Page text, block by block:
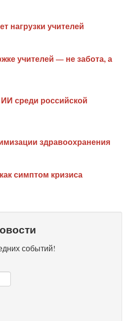
нагрузки учителей
учителей — не забота, а
среди российской
здравоохранения
симптом кризиса
событий!